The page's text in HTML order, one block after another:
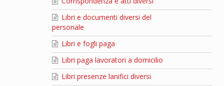
Libri e documenti diversi del
personale
Libri e fogli paga
Libri paga lavoratori a domicilio
Libri presenze lanifici diversi